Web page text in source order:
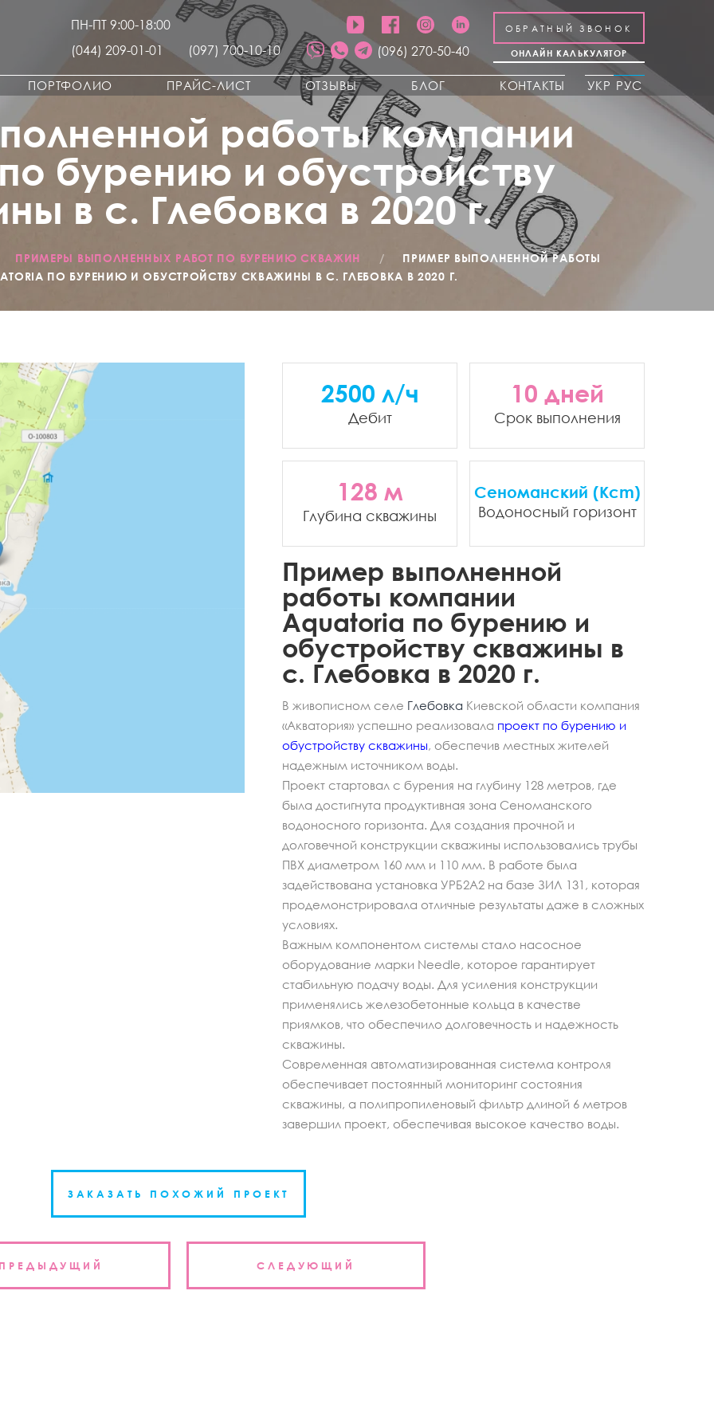
ПН-ПТ 9:00-18:00
(044) 209-01-01
(097) 700-10-10 (096) 270-50-40
ОБРАТНЫЙ ЗВОНОК
ОНЛАЙН КАЛЬКУЛЯТОР
ПОРТФОЛИО ПРАЙС-ЛИСТ ОТЗЫВЫ БЛОГ КОНТАКТЫ УКР РУС
работы компании
бурению и обустройству
в с. Глебовка в 2020 г.
ПРИМЕРЫ ВЫПОЛНЕННЫХ РАБОТ ПО БУРЕНИЮ СКВАЖИН /
ПРИМЕР ВЫПОЛНЕННОЙ РАБОТЫ
ПО БУРЕНИЮ И ОБУСТРОЙСТВУ СКВАЖИНЫ В С. ГЛЕБОВКА В 2020 Г.
Пример выполненной
работы компании
Aquatoria по бурению и
обустройству скважины в
с. Глебовка в 2020 г.
В живописном селе Глебовка Киевской области компания
«Акватория» успешно реализовала проект по бурению и
обустройству скважины, обеспечив местных жителей
надежным источником воды.
Проект стартовал с бурения на глубину 128 метров, где
была достигнута продуктивная зона Сеноманского
водоносного горизонта. Для создания прочной и
долговечной конструкции скважины использовались трубы
ПВХ диаметром 160 мм и 110 мм. В работе была
задействована установка УРБ2А2 на базе ЗИЛ 131, которая
продемонстрировала отличные результаты даже в сложных
условиях.
Важным компонентом системы стало насосное
оборудование марки Needle, которое гарантирует
стабильную подачу воды. Для усиления конструкции
применялись железобетонные кольца в качестве
приямков, что обеспечило долговечность и надежность
скважины.
Современная автоматизированная система контроля
обеспечивает постоянный мониторинг состояния
скважины, а полипропиленовый фильтр длиной 6 метров
завершил проект, обеспечивая высокое качество воды.
2500 л/ч
Дебит
10 дней
Срок выполнения
128 м
Глубина скважины
Сеноманский (Kcm)
Водоносный горизонт
ЗАКАЗАТЬ ПОХОЖИЙ ПРОЕКТ
СЛЕДУЮЩИЙ